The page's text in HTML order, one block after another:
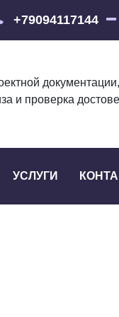
+79094117144
и проверка
УСЛУГИ